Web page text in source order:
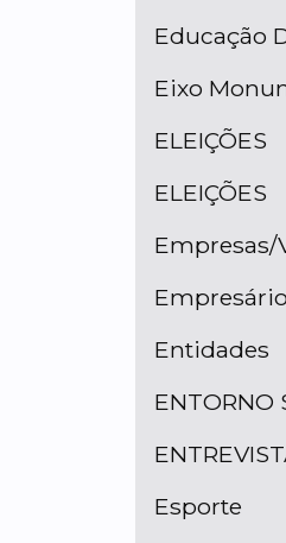
Educação
Eixo
ELEIÇÕES
ELEIÇÕES
Empresas/
Entidades
ENTORNO
Esporte